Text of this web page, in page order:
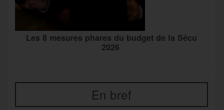
Les 8 mesures phares du budget de la Sécu
2026
En bref